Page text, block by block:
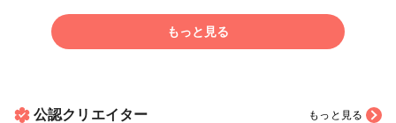
もっと見る
公認クリエイター もっと見る